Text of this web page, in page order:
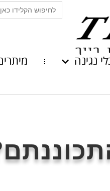
Search
for:
נגינה